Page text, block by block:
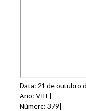
Data: 21 de outubro
Ano: VIII |
Número: 379|